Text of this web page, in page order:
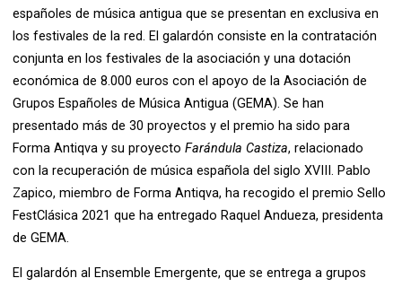
españoles de música antigua que se presentan en exclusiva en
los festivales de la red. El galardón consiste en la contratación
conjunta en los festivales de la asociación y una dotación
económica de 8.000 euros con el apoyo de la Asociación de
Grupos Españoles de Música Antigua (GEMA). Se han
presentado más de 30 proyectos y el premio ha sido para
Forma Antiqva y su proyectoFarándula Castiza, relacionado
con la recuperación de música española del siglo XVIII. Pablo
Zapico, miembro de Forma Antiqva, ha recogido el premio Sello
FestClásica 2021 que ha entregado Raquel Andueza, presidenta
de GEMA.
El galardón al Ensemble Emergente, que se entrega a grupos